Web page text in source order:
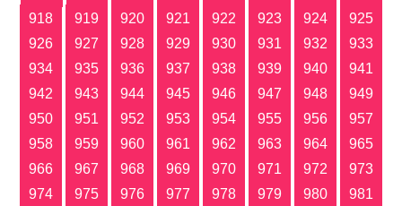
918
919 920 921 922 923 924
925
926
927 928 929 930 931 932
933
934
935 936 937 938 939 940
941
942
943 944 945 946 947 948
949
950
951 952 953 954 955 956
957
958
959 960 961 962 963 964
965
966
967 968 969 970 971 972
973
974
975 976 977 978 979 980
981